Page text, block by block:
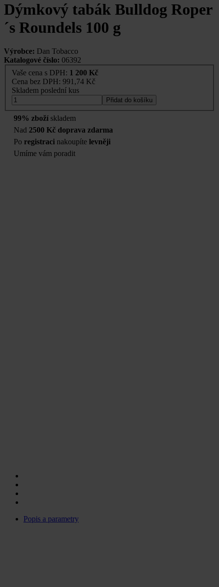
Dýmkový tabák Bulldog Roper
´s Roundels 100 g
Výrobce: Dan Tobacco
Katalogové číslo: 06392
Vaše cena s DPH: 1 200 Kč
Cena bez DPH: 991,74 Kč
Skladem poslední kus
Přidat do košíku
99% zboží skladem
Nad 2500 Kč doprava zdarma
Po registraci nakoupíte levněji
Umíme vám poradit
Popis a parametry